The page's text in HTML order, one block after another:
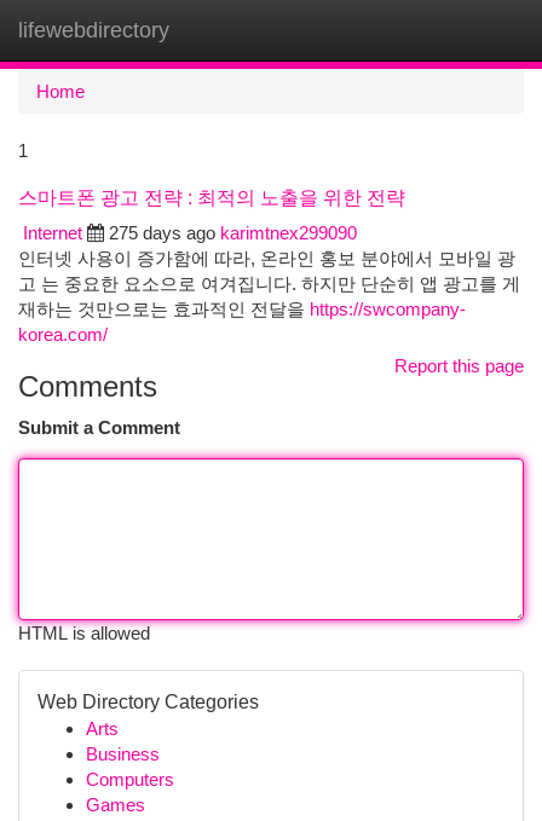
lifewebdirectory
Home
1
스마트폰 광고 전략 : 최적의 노출을 위한 전략
Internet
275 days ago karimtnex299090
인터넷 사용이 증가함에 따라, 온라인 홍보 분야에서 모바일 광
고 는 중요한 요소으로 여겨집니다. 하지만 단순히 앱 광고를 게
재하는 것만으로는 효과적인 전달을 https://swcompany-
korea.com/
Report this page
Comments
Submit a Comment
HTML is allowed
Web Directory Categories
Arts
Business
Computers
Games